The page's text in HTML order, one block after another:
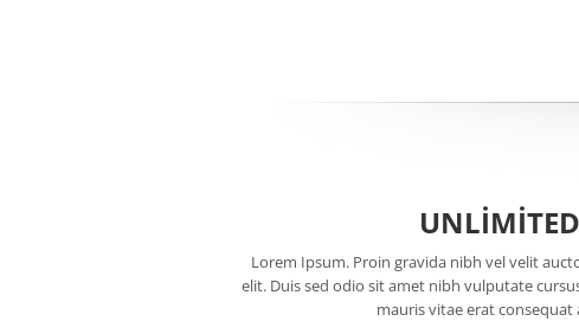
Lorem Ipsum. Proin gravida nibh vel velit
elit. Duis sed odio sit amet nibh vulputate
mauris vitae erat